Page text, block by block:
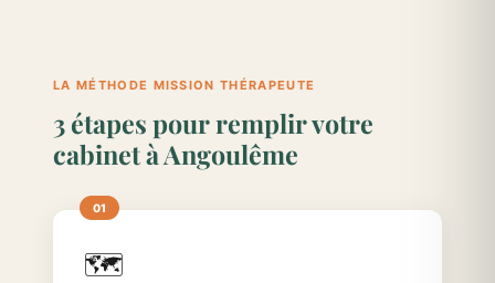
LA MÉTHODE MISSION THÉRAPEUTE
3 étapes pour remplir votre
cabinet à Angoulême
🗺️